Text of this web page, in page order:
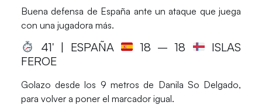
Buena defensa de España ante un ataque que juega
con una jugadora más.
41′ | ESPAÑA 18 – 18
ISLAS
FEROE
Golazo desde los 9 metros de Danila So Delgado,
para volver a poner el marcador igual.